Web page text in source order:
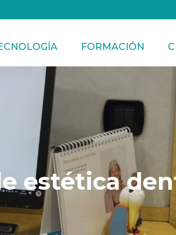
FORMACIÓN
estética